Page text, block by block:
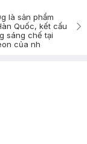
là sản phẩm
Quốc, kết cấu
sáng chế tại
của nh